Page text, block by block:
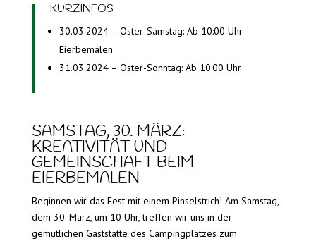
KURZINFOS
30.03.2024 – Oster-Samstag: Ab 10:00 Uhr
Eierbemalen
31.03.2024 – Oster-Sonntag: Ab 10:00 Uhr
SAMSTAG, 30. MÄRZ:
KREATIVITÄT UND
GEMEINSCHAFT BEIM
EIERBEMALEN
Beginnen wir das Fest mit einem Pinselstrich! Am Samstag,
dem 30. März, um 10 Uhr, treffen wir uns in der
gemütlichen Gaststätte des Campingplatzes zum